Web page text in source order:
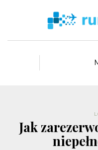
Jak